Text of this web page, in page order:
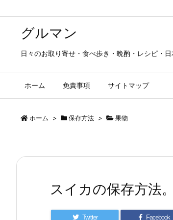
グルマン
日々のお取り寄せ・食べ歩き・晩酌・レシピ・
ホーム 免責事項 サイトマップ
ホーム > 保存方法 > 果物
スイカの保存方法
Twitter Facebook